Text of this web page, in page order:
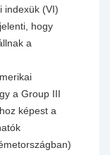
indexük (VI)
hogy
a
a Group III
képest a